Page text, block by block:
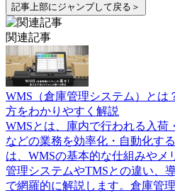
記事上部にジャンプして戻る＞
関連記事
WMS（倉庫管理システム）とは
方をわかりやすく解説
WMSとは、庫内で行われる入荷
などの業務を効率化・自動化す
は、WMSの基本的な仕組みやメ
管理システムやTMSとの違い、
で網羅的に解説します。倉庫管